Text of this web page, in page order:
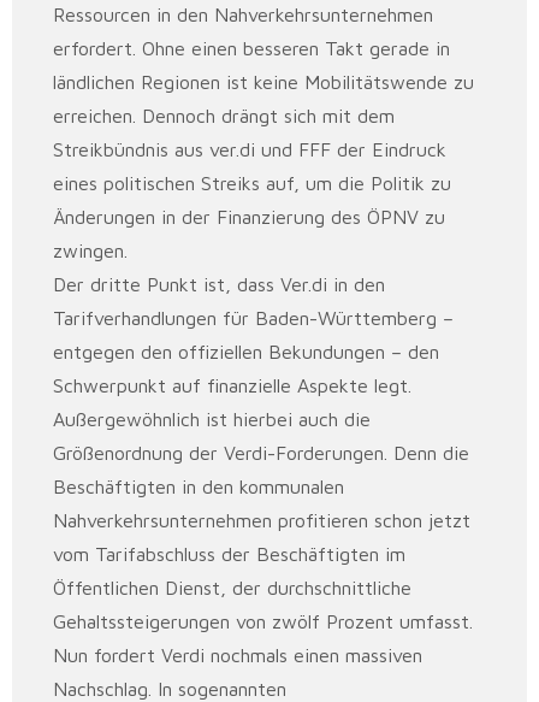
Ressourcen in den Nahverkehrsunternehmen
erfordert. Ohne einen besseren Takt gerade in
ländlichen Regionen ist keine Mobilitätswende zu
erreichen. Dennoch drängt sich mit dem
Streikbündnis aus ver.di und FFF der Eindruck
eines politischen Streiks auf, um die Politik zu
Änderungen in der Finanzierung des ÖPNV zu
zwingen.
Der dritte Punkt ist, dass Ver.di in den
Tarifverhandlungen für Baden-Württemberg –
entgegen den offiziellen Bekundungen – den
Schwerpunkt auf finanzielle Aspekte legt.
Außergewöhnlich ist hierbei auch die
Größenordnung der Verdi-Forderungen. Denn die
Beschäftigten in den kommunalen
Nahverkehrsunternehmen profitieren schon jetzt
vom Tarifabschluss der Beschäftigten im
Öffentlichen Dienst, der durchschnittliche
Gehaltssteigerungen von zwölf Prozent umfasst.
Nun fordert Verdi nochmals einen massiven
Nachschlag. In sogenannten